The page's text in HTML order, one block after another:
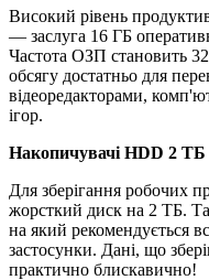
Високий рівень
— заслуга 16 ГБ
Частота ОЗП становить
обсягу достатньо для
відеоредакторами,
ігор.
Накопичувачі HDD 2 TБ
Для зберігання робочих
жорсткий диск на 2 ТБ.
на який рекомендується
застосунки. Дані, що
практично блискавично!